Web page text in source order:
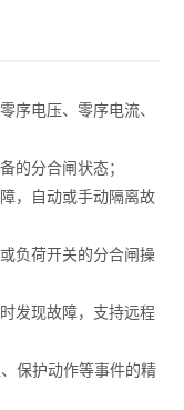
序电压、零序电流、
的分合闸状态；
，自动或手动隔离故
负荷开关的分合闸操
发现故障，支持远程
保护动作等事件的精